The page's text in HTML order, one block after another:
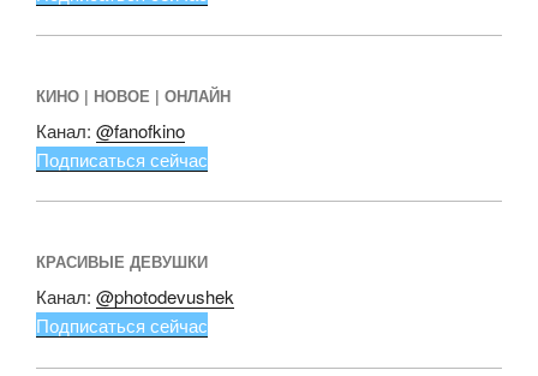
КИНО | НОВОЕ | ОНЛАЙН
Канал: @fanofkino
Подписаться сейчас
КРАСИВЫЕ ДЕВУШКИ
Канал: @photodevushek
Подписаться сейчас